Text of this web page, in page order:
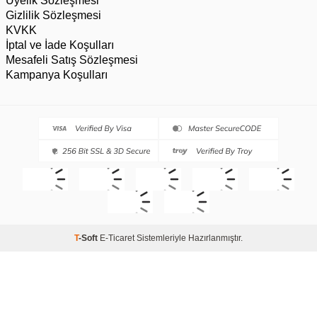
Gizlilik Sözleşmesi
KVKK
İptal ve İade Koşulları
Mesafeli Satış Sözleşmesi
Kampanya Koşulları
T-Soft E-Ticaret Sistemleriyle Hazırlanmıştır.